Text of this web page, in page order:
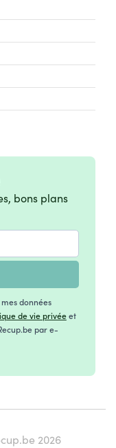
bons plans
données
de vie privéeet
par e-
2026